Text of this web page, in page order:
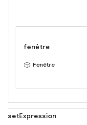
fenêtre
Fenêtre
setExpression